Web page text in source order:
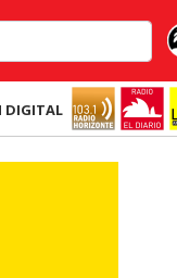
DIGITAL